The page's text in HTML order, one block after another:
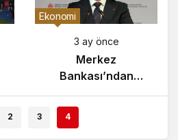
Son Dakika
3 ay önce
Çaykur Rizespor,
Beşiktaş’ı
2 3 4